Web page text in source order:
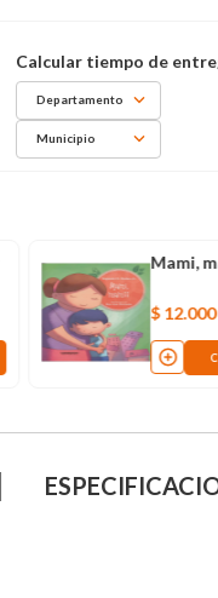
Departamento
Municipio
Mami,
$ 12.000